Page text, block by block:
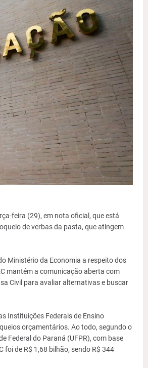
feira (29), em nota oficial, que está
de verbas da pasta, que atingem
Ministério da Economia a respeito dos
mantém a comunicação aberta com
Civil para avaliar alternativas e buscar
Instituições Federais de Ensino
orçamentários. Ao todo, segundo o
Federal do Paraná (UFPR), com base
de R$ 1,68 bilhão, sendo R$ 344